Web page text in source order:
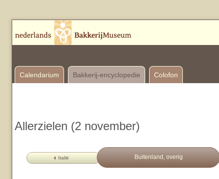
Calendarium Bakkerij-encyclopedie Colofon
Allerzielen (2 november)
Italië Buitenland, overig